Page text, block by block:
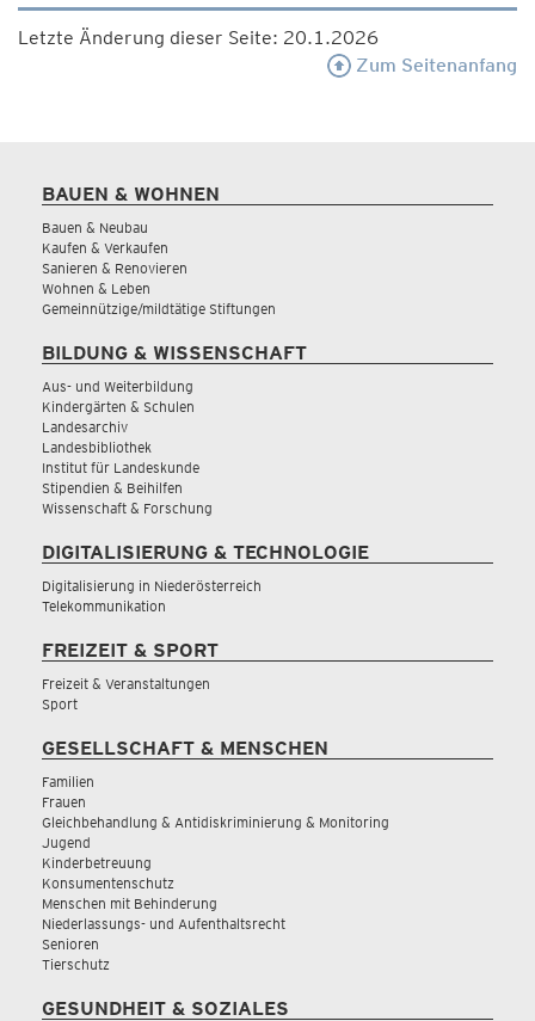
Letzte Änderung dieser Seite: 20.1.2026
Zum Seitenanfang
BAUEN & WOHNEN
Bauen & Neubau
Kaufen & Verkaufen
Sanieren & Renovieren
Wohnen & Leben
Gemeinnützige/mildtätige Stiftungen
BILDUNG & WISSENSCHAFT
Aus- und Weiterbildung
Kindergärten & Schulen
Landesarchiv
Landesbibliothek
Institut für Landeskunde
Stipendien & Beihilfen
Wissenschaft & Forschung
DIGITALISIERUNG & TECHNOLOGIE
Digitalisierung in Niederösterreich
Telekommunikation
FREIZEIT & SPORT
Freizeit & Veranstaltungen
Sport
GESELLSCHAFT & MENSCHEN
Familien
Frauen
Gleichbehandlung & Antidiskriminierung & Monitoring
Jugend
Kinderbetreuung
Konsumentenschutz
Menschen mit Behinderung
Niederlassungs- und Aufenthaltsrecht
Senioren
Tierschutz
GESUNDHEIT & SOZIALES